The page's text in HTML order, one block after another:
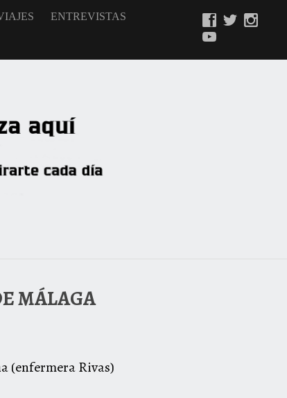
ENTREVISTAS
MÁLAGA
(enfermera Rivas)